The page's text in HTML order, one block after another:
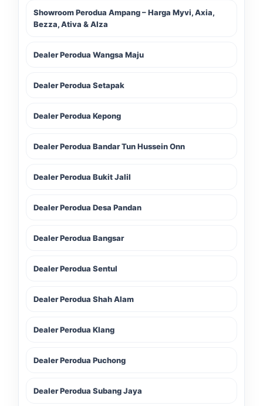
LIVE
Showroom Perodua Ampang – Harga Myvi, Axia,
Bezza, Ativa & Alza
Dealer Perodua Wangsa Maju
Dealer Perodua Setapak
Dealer Perodua Kepong
Dealer Perodua Bandar Tun Hussein Onn
Dealer Perodua Bukit Jalil
Dealer Perodua Desa Pandan
Dealer Perodua Bangsar
Dealer Perodua Sentul
Dealer Perodua Shah Alam
Dealer Perodua Klang
Dealer Perodua Puchong
Dealer Perodua Subang Jaya